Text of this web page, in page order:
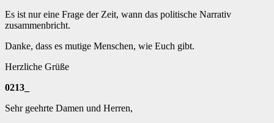
Es ist nur eine Frage der Zeit, wann das politische Narrativ
zusammenbricht.
Danke, dass es mutige Menschen, wie Euch gibt.
Herzliche Grüße
0213_
Sehr geehrte Damen und Herren,